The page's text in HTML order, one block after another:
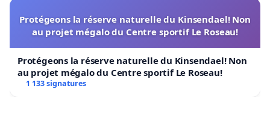
Protégeons la réserve naturelle du Kinsendael! Non
au projet mégalo du Centre sportif Le Roseau!
Protégeons la réserve naturelle du Kinsendael! Non
au projet mégalo du Centre sportif Le Roseau!
1 133 signatures